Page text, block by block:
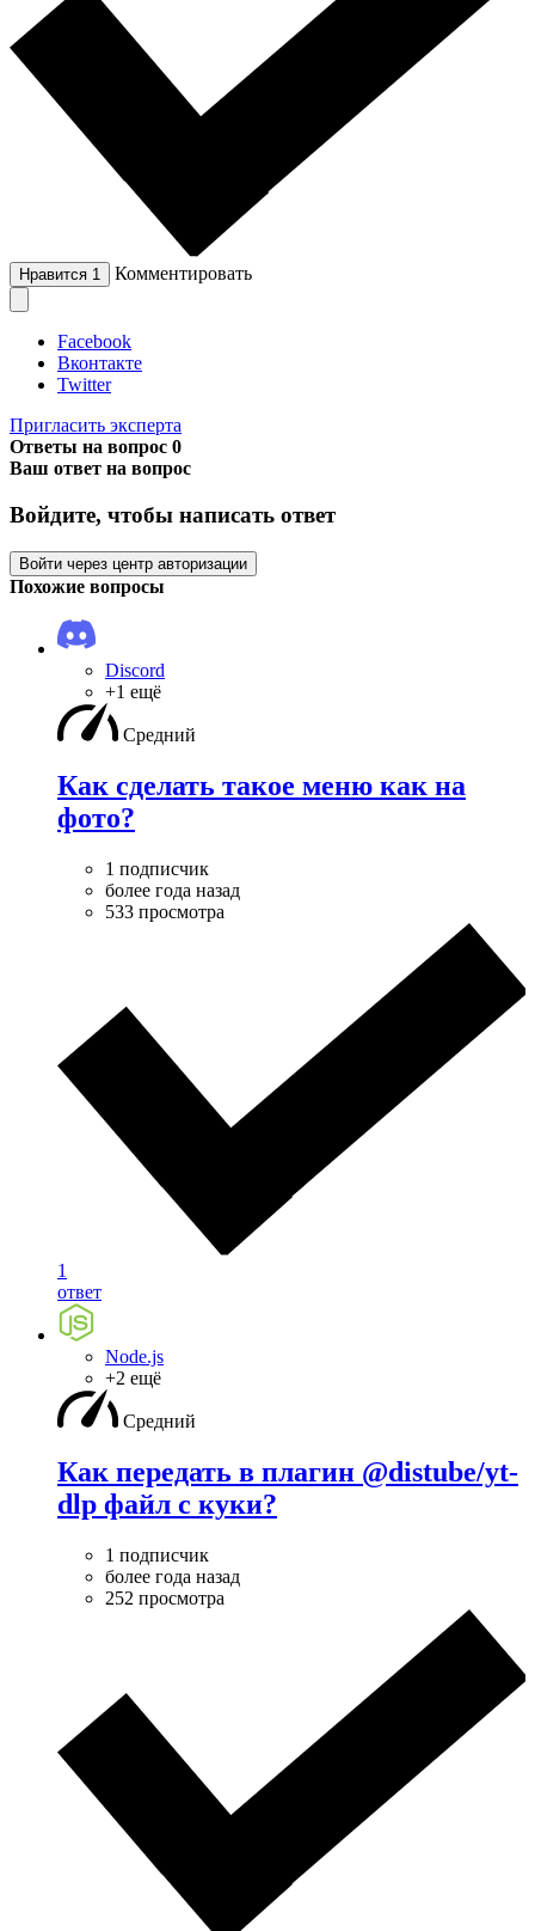
Нравится 1 Комментировать
Facebook
Вконтакте
Twitter
Пригласить эксперта
Ответы на вопрос 0
Ваш ответ на вопрос
Войдите, чтобы написать ответ
Войти через центр авторизации
Похожие вопросы
Discord
+1 ещё
Средний
Как сделать такое меню как на
фото?
1 подписчик
более года назад
533 просмотра
1
ответ
Node.js
+2 ещё
Средний
Как передать в плагин @distube/yt-
dlp файл с куки?
1 подписчик
более года назад
252 просмотра